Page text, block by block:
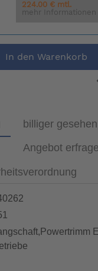
224.00 € mtl.
mehr
In den Warenkorb
billiger gesehen
Angebot